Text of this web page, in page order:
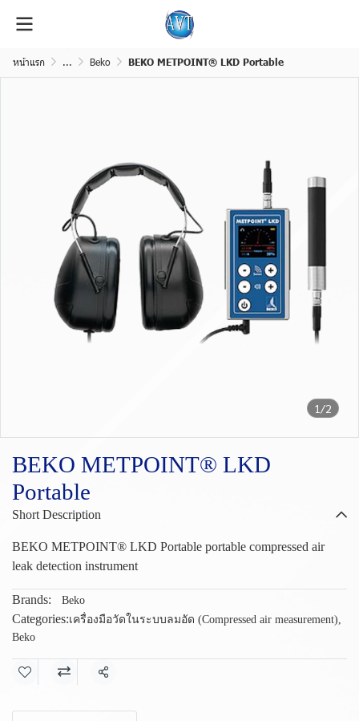
หน้าแรก ... Beko BEKO METPOINT® LKD Portable
1/2
BEKO METPOINT® LKD
Portable
Short Description
BEKO METPOINT® LKD Portable portable compressed air
leak detection instrument
Brands: Beko
Categories:เครื่องมือวัดในระบบลมอัด (Compressed air measurement),
Beko
Share